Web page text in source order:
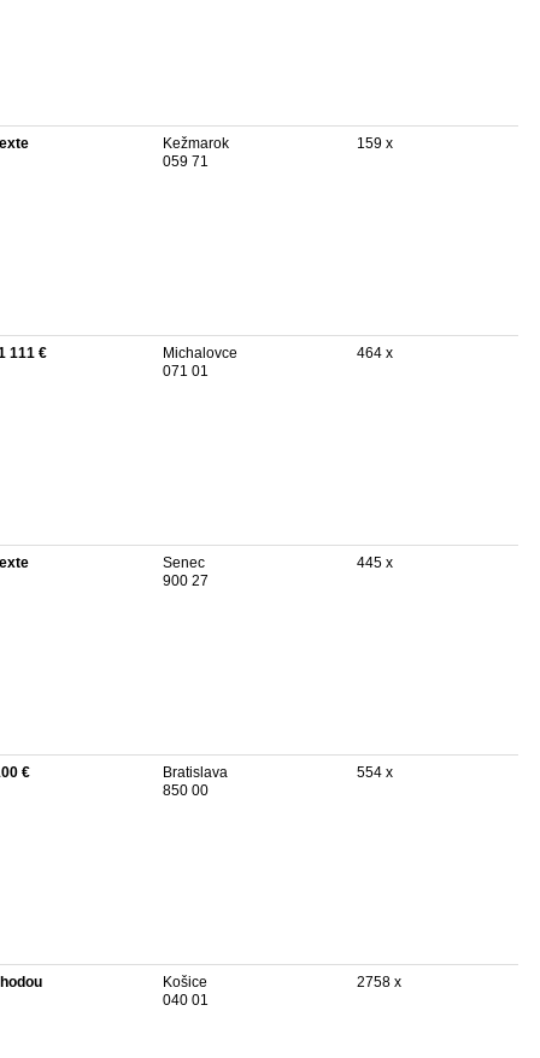
Kežmarok
059 71
159 x
111 €
Michalovce
071 01
464 x
Senec
900 27
445 x
€
Bratislava
850 00
554 x
Košice
040 01
2758 x